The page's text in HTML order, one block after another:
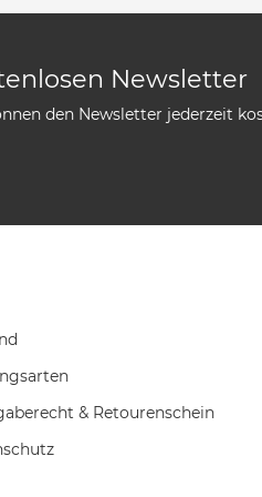
Newsletter
den Newsletter jederzeit
& Retourenschein